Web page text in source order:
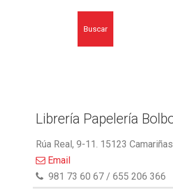
Buscar
Librería Papelería
Rúa Real, 9-11. 15123
Email
981 73 60 67 / 655 206 366